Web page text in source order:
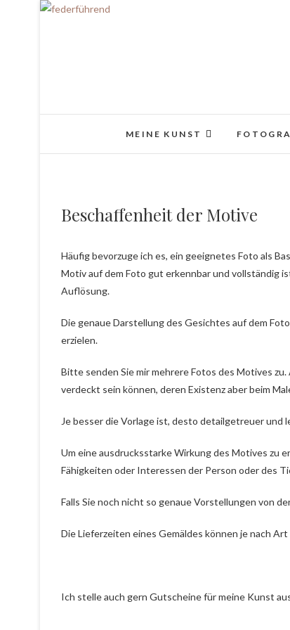
MEINE KUNST
Beschaffenheit der Motive
Häufig bevorzuge ich es, ein geeignetes Foto als
Motiv auf dem Foto gut erkennbar und vollständig
Auflösung.
Die genaue Darstellung des Gesichtes auf dem
erzielen.
Bitte senden Sie mir mehrere Fotos des Motives
verdeckt sein können, deren Existenz aber beim
Je besser die Vorlage ist, desto detailgetreuer und
Um eine ausdrucksstarke Wirkung des Motives zu
Fähigkeiten oder Interessen der Person oder des
Falls Sie noch nicht so genaue Vorstellungen von
Die Lieferzeiten eines Gemäldes können je nach
Ich stelle auch gern Gutscheine für meine Kunst